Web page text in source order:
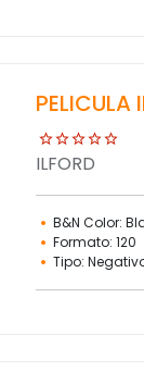
ILFORD
B&N Color:
Formato: 120
Tipo: